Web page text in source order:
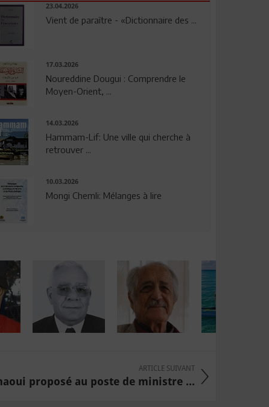
23.04.2026
Vient de paraître - «Dictionnaire des ...
17.03.2026
Noureddine Dougui : Comprendre le
Moyen-Orient, ...
14.03.2026
Hammam-Lif: Une ville qui cherche à
retrouver ...
10.03.2026
Mongi Chemli: Mélanges à lire
ARTICLE SUIVANT
proposé au poste de ministre ...